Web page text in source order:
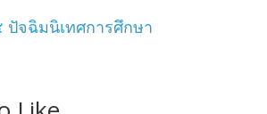
ปัจฉิมนิเทศการศึกษา